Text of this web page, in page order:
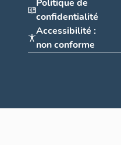
Politique de
confidentialité
Accessibilité :
non conforme